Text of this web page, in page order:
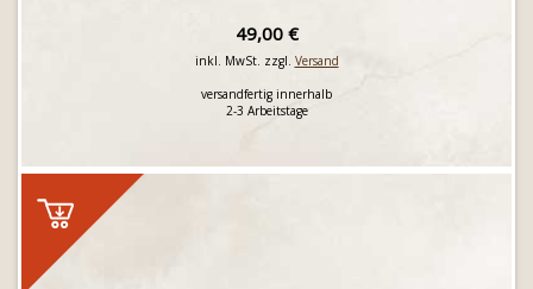
49,00 €
inkl. MwSt. zzgl. Versand
versandfertig innerhalb
2-3 Arbeitstage